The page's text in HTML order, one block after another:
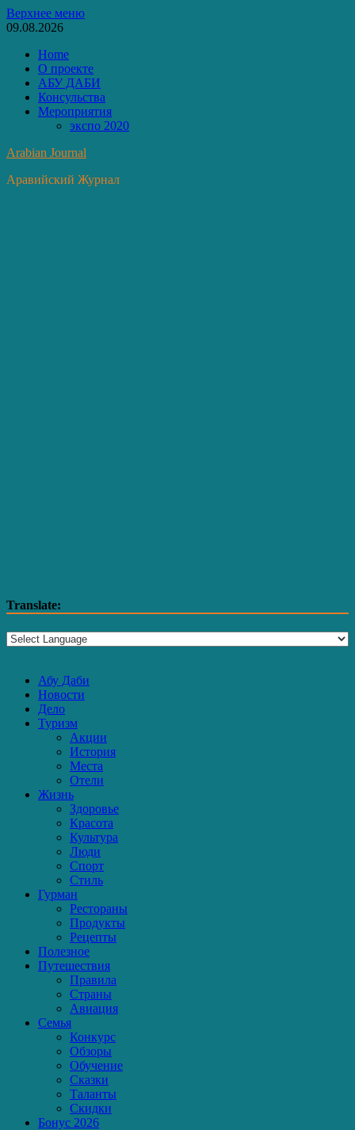
Перейти
к
Верхнее меню
09.08.2026
Home
О проекте
АБУ ДАБИ
Консульства
Мероприятия
экспо 2020
Arabian Journal
Аравийский Журнал
Translate:
Абу Даби
Новости
Дело
Туризм
Акции
История
Места
Отели
Жизнь
Здоровье
Красота
Культура
Люди
Спорт
Стиль
Гурман
Рестораны
Продукты
Рецепты
Полезное
Путешествия
Правила
Страны
Авиация
Семья
Конкурс
Обзоры
Обучение
Сказки
Таланты
Скидки
Бонус 2026